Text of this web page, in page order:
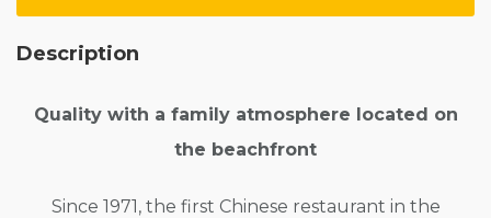
Description
Quality with a family atmosphere located on
the beachfront
Since 1971, the first Chinese restaurant in the